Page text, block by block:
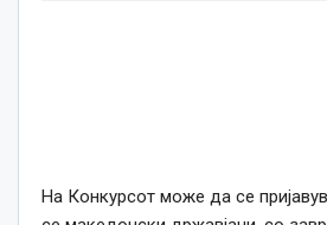
На Конкурсот може да се